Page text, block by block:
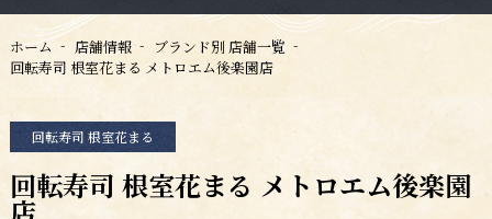
ホーム 店舗情報
ブランド別 店舗一覧
回転寿司 根室花まる メトロエム後楽園店
回転寿司 根室花まる メトロエム後楽園
店
回転寿司 根室花まる